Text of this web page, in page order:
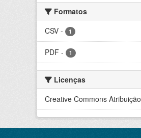
Formatos
CSV - 1
PDF - 1
Licenças
Creative Commons Atribuição